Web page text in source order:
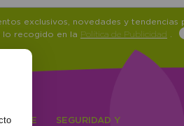
exclusivos, novedades y tendencias
lo recogido en la Política de Publicidad
SEGURIDAD Y